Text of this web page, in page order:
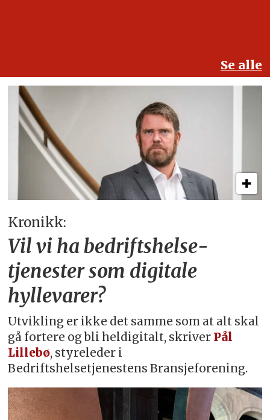
Se alle
Kronikk:
Vil vi ha bedriftshelse­
tjenester som digitale
hyllevarer?
Utvikling er ikke det samme som at alt skal
gå fortere og bli heldigitalt, skriver Pål
Lillebø, styreleder i
Bedriftshelsetjenestens Bransjeforening.